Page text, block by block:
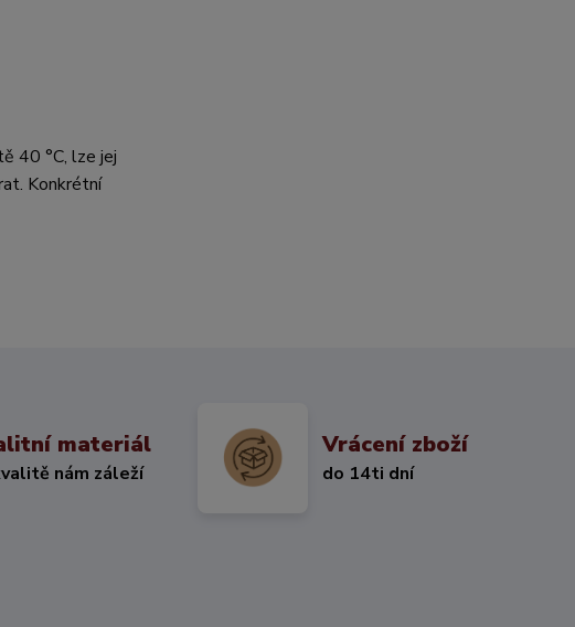
40 °C, lze jej
Konkrétní
materiál
nám záleží
Vrácení zboží
do 14ti dní